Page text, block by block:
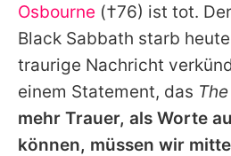
Utiq
Osbourne (†76) ist tot.
Black Sabbath starb
traurige Nachricht
einem Statement, das
mehr Trauer, als Worte
können, müssen wir